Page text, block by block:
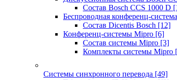
Состав Bosch CCS 1000 D
Беспроводная конференц-
Состав Dicentis Bosch [12]
Конференц-системы Mipro [6]
Состав системы Mipro [3]
Комплекты системы Mipro
Системы синхронного перевода [49]